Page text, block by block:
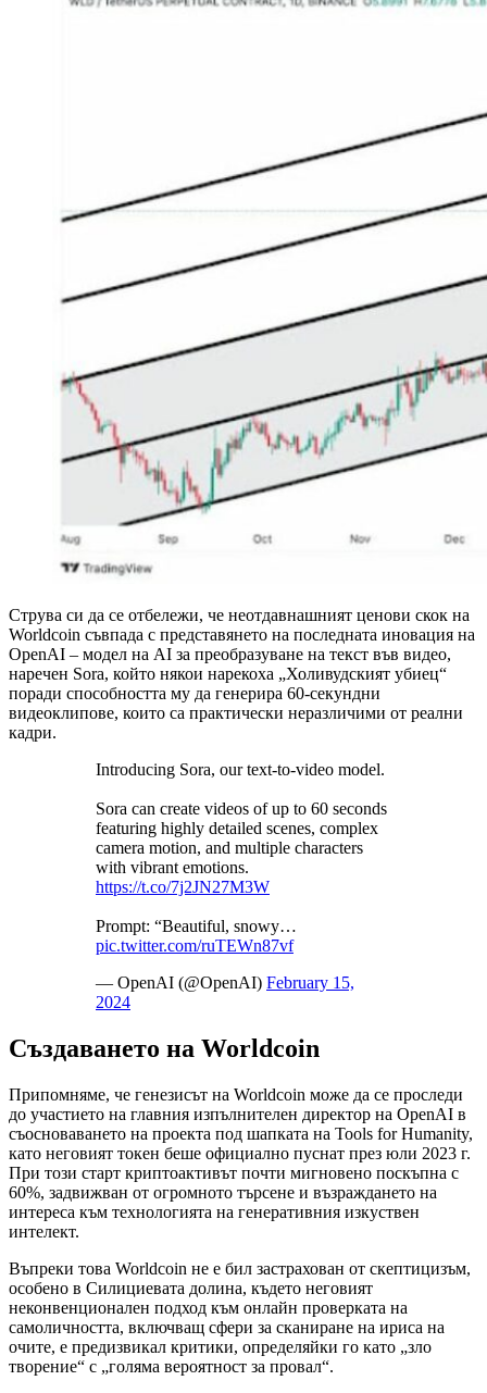
Струва си да се отбележи, че неотдавнашният ценови скок на
Worldcoin съвпада с представянето на последната иновация на
OpenAI – модел на AI за преобразуване на текст във видео,
наречен Sora, който някои нарекоха „Холивудският убиец“
поради способността му да генерира 60-секундни
видеоклипове, които са практически неразличими от реални
кадри.
Introducing Sora, our text-to-video model.
Sora can create videos of up to 60 seconds
featuring highly detailed scenes, complex
camera motion, and multiple characters
with vibrant emotions.
https://t.co/7j2JN27M3W
Prompt: “Beautiful, snowy…
pic.twitter.com/ruTEWn87vf
— OpenAI (@OpenAI) February 15,
2024
Създаването на Worldcoin
Припомняме, че генезисът на Worldcoin може да се проследи
до участието на главния изпълнителен директор на OpenAI в
съосноваването на проекта под шапката на Tools for Humanity,
като неговият токен беше официално пуснат през юли 2023 г.
При този старт криптоактивът почти мигновено поскъпна с
60%, задвижван от огромното търсене и възраждането на
интереса към технологията на генеративния изкуствен
интелект.
Въпреки това Worldcoin не е бил застрахован от скептицизъм,
особено в Силициевата долина, където неговият
неконвенционален подход към онлайн проверката на
самоличността, включващ сфери за сканиране на ириса на
очите, е предизвикал критики, определяйки го като „зло
творение“ с „голяма вероятност за провал“.